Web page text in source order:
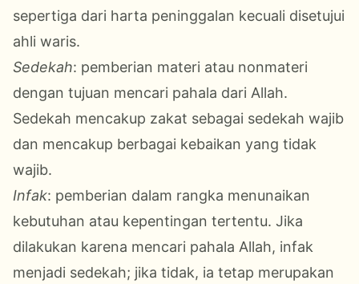
sepertiga dari harta peninggalan kecuali disetujui
ahli waris.
Sedekah: pemberian materi atau nonmateri
dengan tujuan mencari pahala dari Allah.
Sedekah mencakup zakat sebagai sedekah wajib
dan mencakup berbagai kebaikan yang tidak
wajib.
Infak: pemberian dalam rangka menunaikan
kebutuhan atau kepentingan tertentu. Jika
dilakukan karena mencari pahala Allah, infak
menjadi sedekah; jika tidak, ia tetap merupakan